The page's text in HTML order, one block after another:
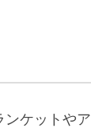
ケットや